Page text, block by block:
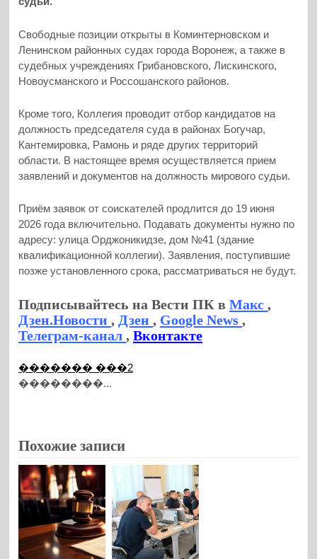
Свободные позиции открыты в Коминтерновском и
Ленинском районных судах города Воронеж, а также в
судебных учреждениях Грибановского, Лискинского,
Новоусманского и Россошанского районов.
Кроме того, Коллегия проводит отбор кандидатов на
должность председателя суда в районах Богучар,
Кантемировка, Рамонь и ряде других территорий
области. В настоящее время осуществляется прием
заявлений и документов на должность мирового судьи.
Приём заявок от соискателей продлится до 19 июня
2026 года включительно. Подавать документы нужно по
адресу: улица Орджоникидзе, дом №41 (здание
квалификационной коллегии). Заявления, поступившие
позже установленного срока, рассматриваться не будут.
Подписывайтесь на Вести ПК вМакс,
Дзен.Новости, Дзен, Google News,
Телеграм-канал,Вконтакте
������� ���2
��������...
Похожие записи